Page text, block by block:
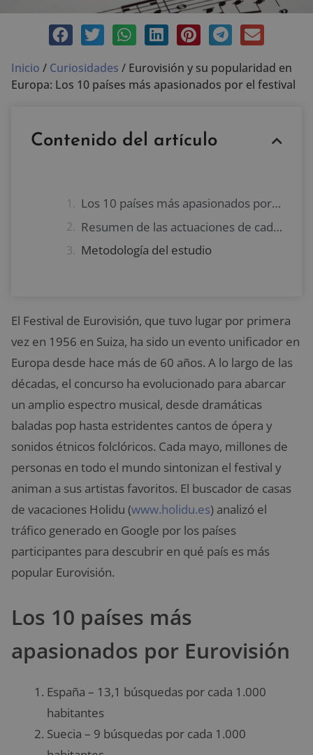
Inicio / Curiosidades / Eurovisión y su popularidad en
Europa: Los 10 países más apasionados por el festival
Contenido del artículo
Los 10 países más apasionados por Eurovisión
Resumen de las actuaciones de cada país en Eurovisión
Metodología del estudio
El Festival de Eurovisión, que tuvo lugar por primera
vez en 1956 en Suiza, ha sido un evento unificador en
Europa desde hace más de 60 años. A lo largo de las
décadas, el concurso ha evolucionado para abarcar
un amplio espectro musical, desde dramáticas
baladas pop hasta estridentes cantos de ópera y
sonidos étnicos folclóricos. Cada mayo, millones de
personas en todo el mundo sintonizan el festival y
animan a sus artistas favoritos. El buscador de casas
de vacaciones Holidu (www.holidu.es) analizó el
tráfico generado en Google por los países
participantes para descubrir en qué país es más
popular Eurovisión.
Los 10 países más
apasionados por Eurovisión
España – 13,1 búsquedas por cada 1.000
habitantes
Suecia – 9 búsquedas por cada 1.000